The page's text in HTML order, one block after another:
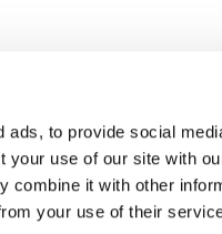
to provide social
your use of our site with
it with other
your use of their